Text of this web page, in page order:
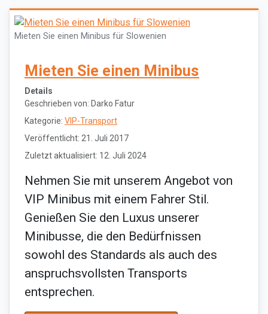
Mieten Sie einen Minibus für Slowenien
Mieten Sie einen Minibus
Details
Geschrieben von: Darko Fatur
Kategorie: VIP-Transport
Veröffentlicht: 21. Juli 2017
Zuletzt aktualisiert: 12. Juli 2024
Nehmen Sie mit unserem Angebot von
VIP Minibus mit einem Fahrer Stil.
Genießen Sie den Luxus unserer
Minibusse, die den Bedürfnissen
sowohl des Standards als auch des
anspruchsvollsten Transports
entsprechen.